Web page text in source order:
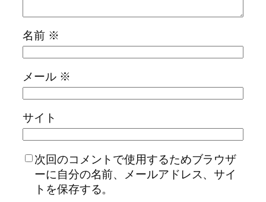
名前 ※
メール ※
サイト
次回のコメントで使用するためブラウザ
ーに自分の名前、メールアドレス、サイ
トを保存する。